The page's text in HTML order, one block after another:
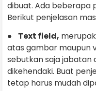
dibuat. Ada beberapa
Berikut penjelasan
● Text field,
atas gambar maupun
sebutkan saja
dikehendaki. Buat
tetap harus mudah